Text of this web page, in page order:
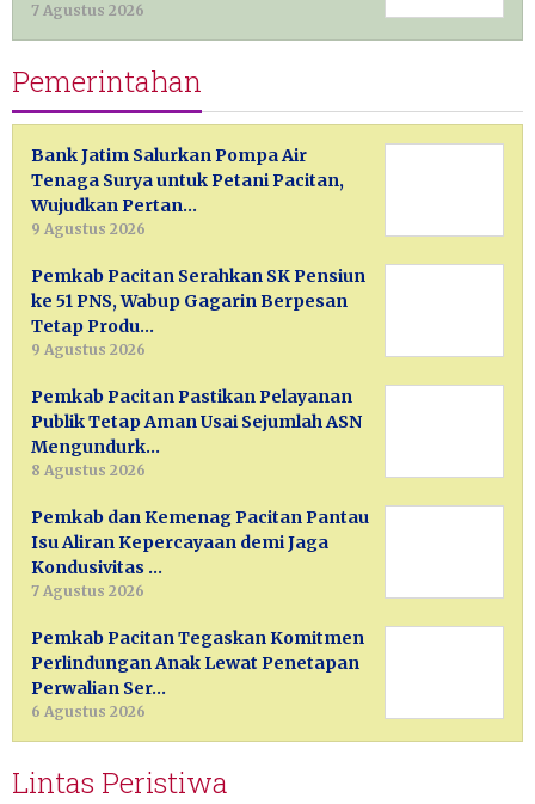
7 Agustus 2026
Pemerintahan
Bank Jatim Salurkan Pompa Air
Tenaga Surya untuk Petani Pacitan,
Wujudkan Pertan…
9 Agustus 2026
Pemkab Pacitan Serahkan SK Pensiun
ke 51 PNS, Wabup Gagarin Berpesan
Tetap Produ…
9 Agustus 2026
Pemkab Pacitan Pastikan Pelayanan
Publik Tetap Aman Usai Sejumlah ASN
Mengundurk…
8 Agustus 2026
Pemkab dan Kemenag Pacitan Pantau
Isu Aliran Kepercayaan demi Jaga
Kondusivitas …
7 Agustus 2026
Pemkab Pacitan Tegaskan Komitmen
Perlindungan Anak Lewat Penetapan
Perwalian Ser…
6 Agustus 2026
Lintas Peristiwa